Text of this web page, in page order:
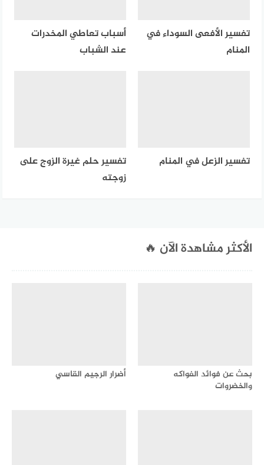
تفسير الأفعى السوداء في
المنام
أسباب تعاطي المخدرات
عند الشباب
تفسير الزعل في المنام
تفسير حلم غيرة الزوج على
زوجته
الأكثر مشاهدة الآن 🔥
بحث عن فوائد الفواكه
والخضروات
أضرار الرجيم القاسي